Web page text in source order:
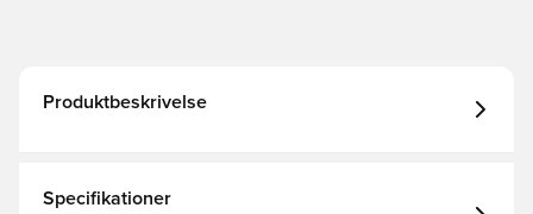
Produktbeskrivelse
Specifikationer